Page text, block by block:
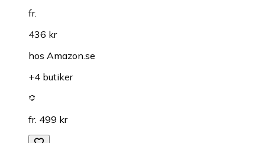
fr.
436 kr
hos Amazon.se
+4 butiker
fr. 499 kr